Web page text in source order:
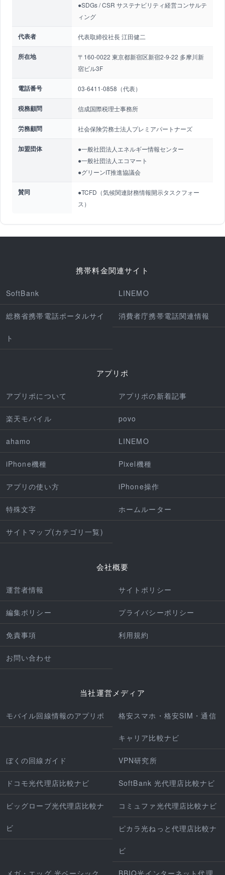
●SDGs / CSR サステナビリティ経営コンサルテ
ィング
代表者 代表取締役社長 江田健二
所在地
〒160-0022 東京都新宿区新宿2-9-22 多摩川新
宿ビル3F
電話番号 03-6411-0858（代表）
税務顧問 信成国際税理士事務所
労務顧問 社会保険労務士法人プレミアパートナーズ
加盟団体
●一般社団法人エネルギー情報センター
●一般社団法人エコマート
●グリーンIT推進協議会
賛同
●TCFD（気候関連財務情報開示タスクフォー
ス）
携帯料金関連サイト
SoftBank LINEMO
総務省携帯電話ポータルサイ
ト
消費者庁携帯電話関連情報
アプリポ
アプリポについて アプリポの新着記事
楽天モバイル povo
ahamo LINEMO
iPhone機種 Pixel機種
アプリの使い方 iPhone操作
特殊文字 ホームルーター
サイトマップ(カテゴリ一覧)
会社概要
運営者情報 サイトポリシー
編集ポリシー プライバシーポリシー
免責事項 利用規約
お問い合わせ
当社運営メディア
モバイル回線情報のアプリポ 格安スマホ・格安SIM・通信
キャリア比較ナビ
ぼくの回線ガイド VPN研究所
ドコモ光代理店比較ナビ SoftBank 光代理店比較ナビ
ビッグローブ光代理店比較ナ
ビ
コミュファ光代理店比較ナビ
ピカラ光ねっと代理店比較ナ
ビ